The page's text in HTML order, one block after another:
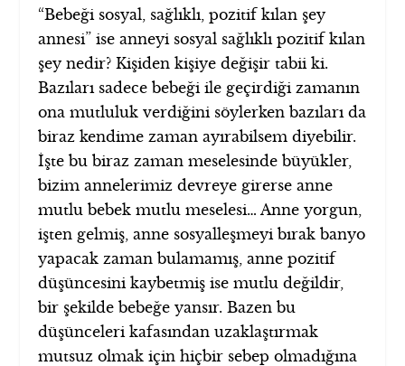
“Bebeği sosyal, sağlıklı, pozitif kılan şey
annesi” ise anneyi sosyal sağlıklı pozitif kılan
şey nedir? Kişiden kişiye değişir tabii ki.
Bazıları sadece bebeği ile geçirdiği zamanın
ona mutluluk verdiğini söylerken bazıları da
biraz kendime zaman ayırabilsem diyebilir.
İşte bu biraz zaman meselesinde büyükler,
bizim annelerimiz devreye girerse anne
mutlu bebek mutlu meselesi… Anne yorgun,
işten gelmiş, anne sosyalleşmeyi bırak banyo
yapacak zaman bulamamış, anne pozitif
düşüncesini kaybetmiş ise mutlu değildir,
bir şekilde bebeğe yansır. Bazen bu
düşünceleri kafasından uzaklaştırmak
mutsuz olmak için hiçbir sebep olmadığına